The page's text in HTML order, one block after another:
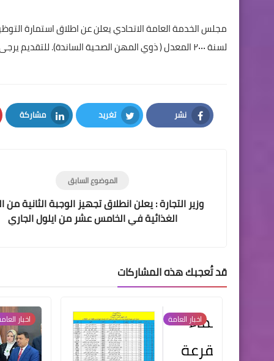
لسنة ٢٠٠٠ المعدل ( ذوي المهن الصحية الساندة). للتقديم يرجى الدخول على الرابط (
نشر
Facebook
تغريد
Twitter
مشاركة
LinkedIn
الموضوع السابق
وزير التجارة : يعلن انطلاق تجهيز الوجبة الثانية من
الغذائية في الخامس عشر من ايلول الجاري
قد تُعجبك هذه المشاركات
اخبار العامة اخبار